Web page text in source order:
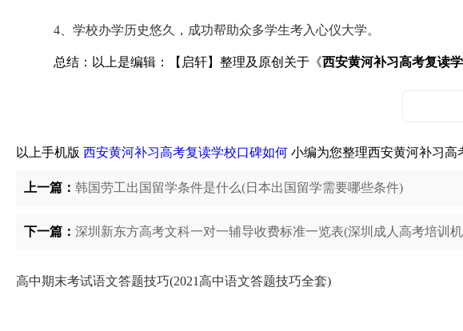
4、学校办学历史悠久，成功帮助众多学生考入心仪大学。
总结：以上是编辑：【启轩】整理及原创关于《西安黄河补习高考复读
以上手机版 西安黄河补习高考复读学校口碑如何 小编为您整理西安黄河补习高
上一篇： 韩国劳工出国留学条件是什么(日本出国留学需要哪些条件)
下一篇： 深圳新东方高考文科一对一辅导收费标准一览表(深圳成人高考培训
高中期末考试语文答题技巧(2021高中语文答题技巧全套)